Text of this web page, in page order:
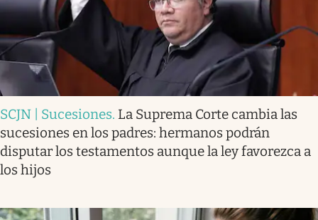
SCJN | Sucesiones. La Suprema Corte cambia las
sucesiones en los padres: hermanos podrán
disputar los testamentos aunque la ley favorezca a
los hijos